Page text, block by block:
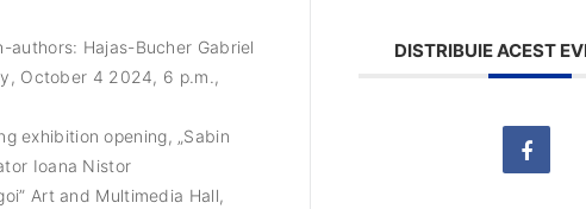
authors: Hajas-Bucher Gabriel
October 4 2024, 6 p.m.,
exhibition opening, „Sabin
Ioana Nistor
Art and Multimedia Hall,
DISTRIBUIE ACEST